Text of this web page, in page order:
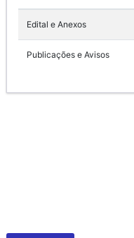
Edital e Anexos
Publicações e Avisos